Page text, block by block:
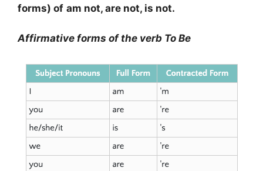
forms) of am not, are not, is not.
Affirmative forms of the verb To Be